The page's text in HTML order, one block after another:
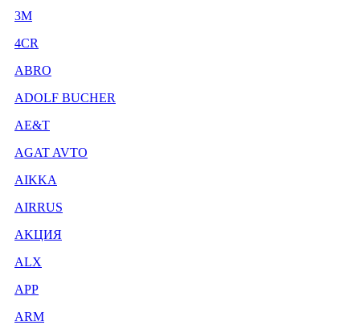
3М
4CR
ABRO
ADOLF BUCHER
AE&T
AGAT AVTO
AIKKA
AIRRUS
AKЦИЯ
ALX
APP
ARM